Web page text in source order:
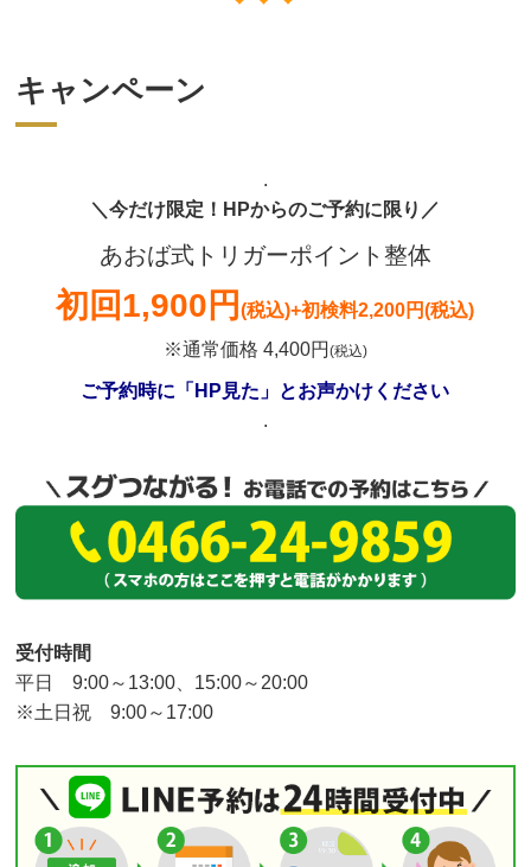
キャンペーン
.
＼今だけ限定！HPからのご予約に限り／
あおば式トリガーポイント整体
初回1,900円(税込)+初検料2,200円(税込)
※通常価格 4,400円 (税込)
ご予約時に「HP見た」とお声かけください
.
受付時間
平日 9:00～13:00、15:00～20:00
※土日祝 9:00～17:00